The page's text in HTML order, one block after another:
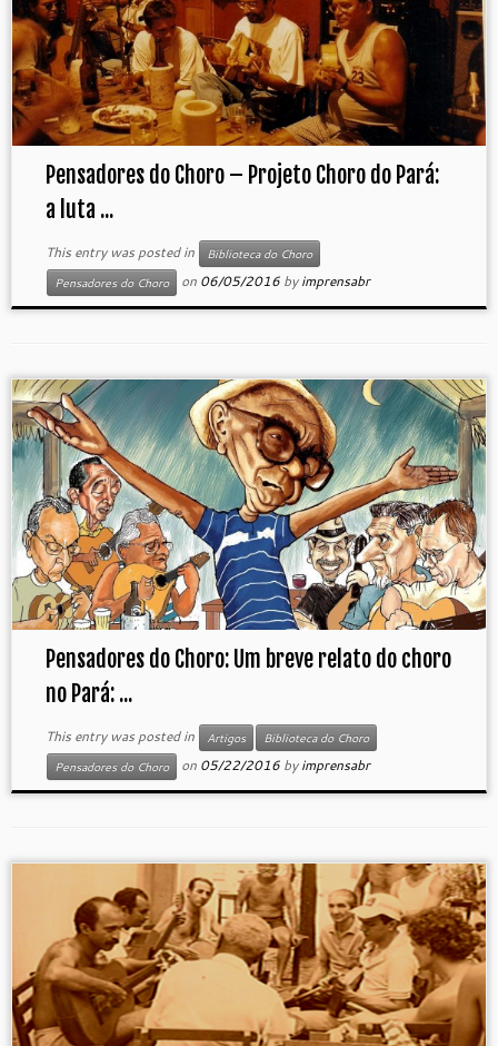
Pensadores do Choro – Projeto Choro do Pará:
a luta ...
This entry was posted in
Biblioteca do Choro
Pensadores do Choro
on 06/05/2016 byimprensabr
Pensadores do Choro: Um breve relato do choro
no Pará: ...
This entry was posted in Artigos
Biblioteca do Choro
Pensadores do Choro
on 05/22/2016 byimprensabr